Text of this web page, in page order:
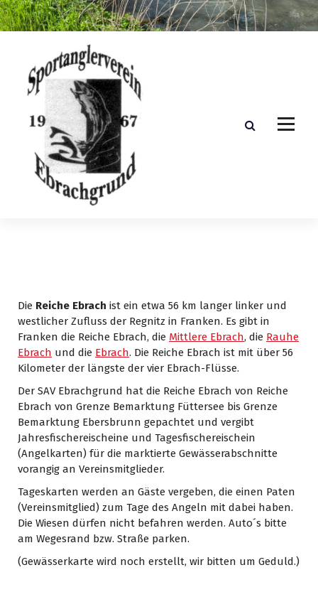
Z
u
Die Reiche Ebrach ist ein etwa 56 km langer linker und
westlicher Zufluss der Regnitz in Franken. Es gibt in
Franken die Reiche Ebrach, die Mittlere Ebrach, die Rauhe
Ebrach und die Ebrach. Die Reiche Ebrach ist mit über 56
Kilometer der längste der vier Ebrach-Flüsse.
Der SAV Ebrachgrund hat die Reiche Ebrach von Reiche
Ebrach von Grenze Bemarktung Füttersee bis Grenze
Bemarktung Ebersbrunn gepachtet und vergibt
Jahresfischereischeine und Tagesfischereischein
(Angelkarten) für die marktierte Gewässerabschnitte
vorangig an Vereinsmitglieder.
Tageskarten werden an Gäste vergeben, die einen Paten
(Vereinsmitglied) zum Tage des Angeln mit dabei haben.
Die Wiesen dürfen nicht befahren werden. Auto´s bitte
am Wegesrand bzw. Straße parken.
(Gewässerkarte wird noch erstellt, wir bitten um Geduld.)